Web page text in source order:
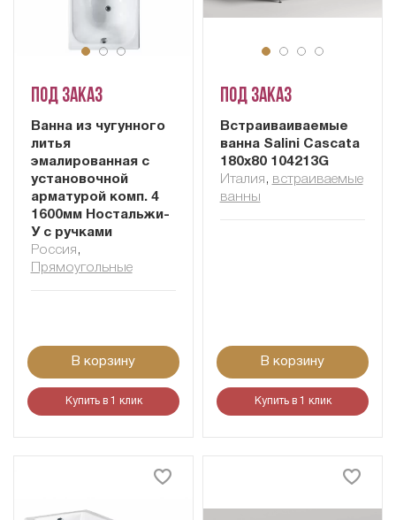
Под заказ
Ванна из чугунного
литья
эмалированная с
установочной
арматурой комп. 4
1600мм Ностальжи-
У с ручками
Россия ,
Прямоугольные
В корзину
Купить в 1 клик
Под заказ
Встраиваиваемые
ванна Salini Cascata
180x80 104213G
Италия , встраиваемые
ванны
В корзину
Купить в 1 клик